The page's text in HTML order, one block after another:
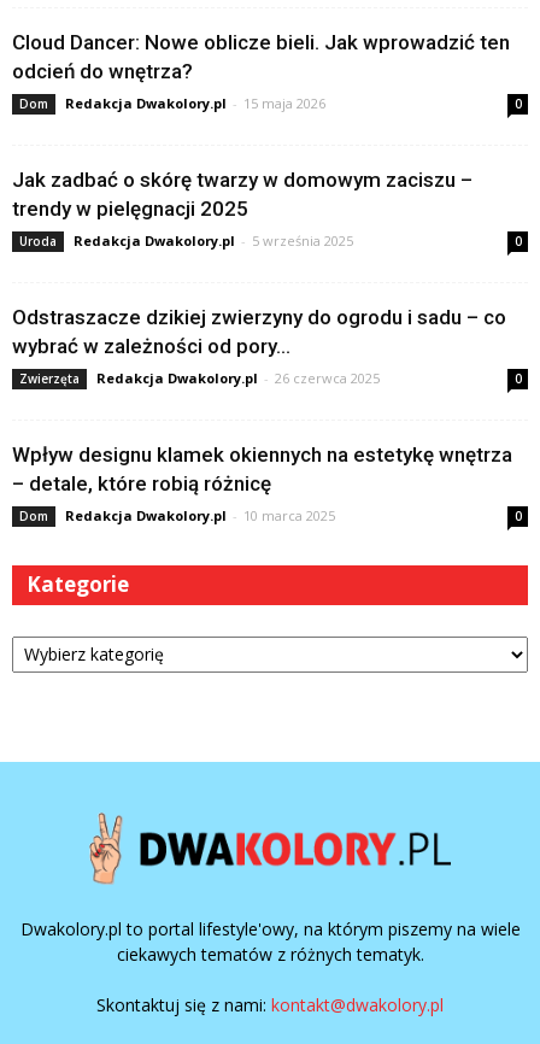
Cloud Dancer: Nowe oblicze bieli. Jak wprowadzić ten
odcień do wnętrza?
Dom Redakcja Dwakolory.pl - 15 maja 2026 0
Jak zadbać o skórę twarzy w domowym zaciszu –
trendy w pielęgnacji 2025
Uroda Redakcja Dwakolory.pl - 5 września 2025 0
Odstraszacze dzikiej zwierzyny do ogrodu i sadu – co
wybrać w zależności od pory...
Zwierzęta Redakcja Dwakolory.pl - 26 czerwca 2025 0
Wpływ designu klamek okiennych na estetykę wnętrza
– detale, które robią różnicę
Dom Redakcja Dwakolory.pl - 10 marca 2025 0
Kategorie
Kategorie
Dwakolory.pl to portal lifestyle'owy, na którym piszemy na wiele
ciekawych tematów z różnych tematyk.
Skontaktuj się z nami: kontakt@dwakolory.pl